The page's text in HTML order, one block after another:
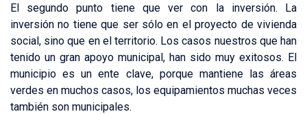
El segundo punto tiene que ver con la inversión. La
inversión no tiene que ser sólo en el proyecto de vivienda
social, sino que en el territorio. Los casos nuestros que han
tenido un gran apoyo municipal, han sido muy exitosos. El
municipio es un ente clave, porque mantiene las áreas
verdes en muchos casos, los equipamientos muchas veces
también son municipales.